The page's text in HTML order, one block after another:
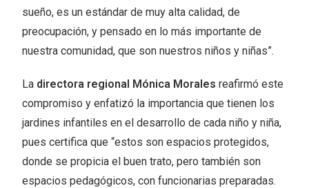
sueño, es un estándar de muy alta calidad, de
preocupación, y pensado en lo más importante de
nuestra comunidad, que son nuestros niños y niñas”.
La directora regional Mónica Morales reafirmó este
compromiso y enfatizó la importancia que tienen los
jardines infantiles en el desarrollo de cada niño y niña,
pues certifica que “estos son espacios protegidos,
donde se propicia el buen trato, pero también son
espacios pedagógicos, con funcionarias preparadas.